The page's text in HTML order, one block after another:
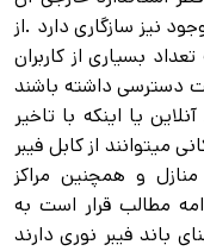
نیز سازگاری دارد .از
بسیاری از کاربران
دسترسی داشته باشند
یا اینکه با تاخیر
میتوانند از کابل فیبر
و همچنین مراکز
مطالب قرار است به
باند فیبر نوری دارند